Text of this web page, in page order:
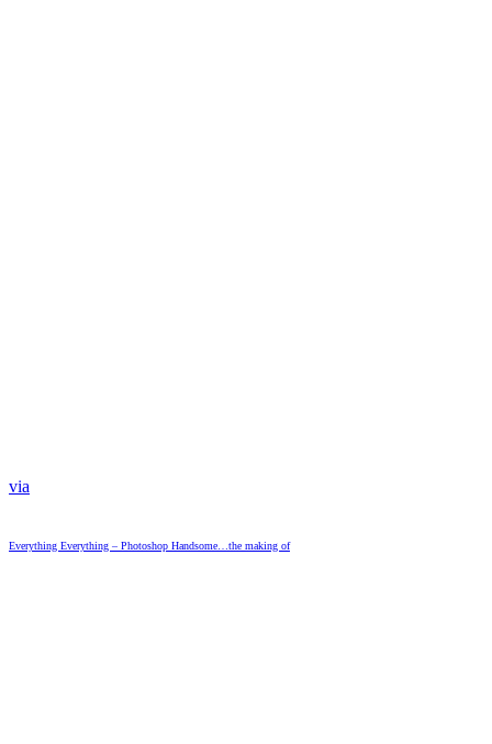
via
Everything Everything – Photoshop Handsome…the making of